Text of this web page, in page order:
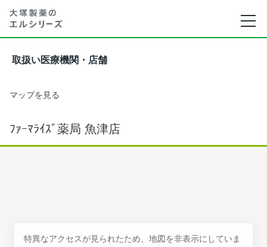
取扱い医療機関・店舗
マップを見る
ﾌｧｰﾏﾗｲｽﾞ薬局 魚津店
特異なアクセスが見られたため、地図を非表示にしていま